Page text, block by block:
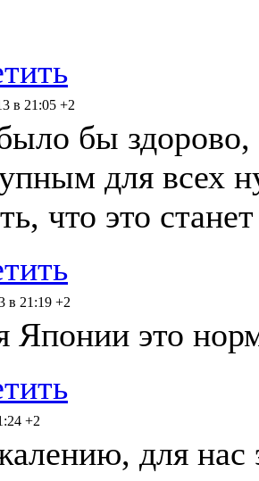
в 21:05 +2
бы здорово,
для всех
что это
в 21:19 +2
Японии это
+2
для нас